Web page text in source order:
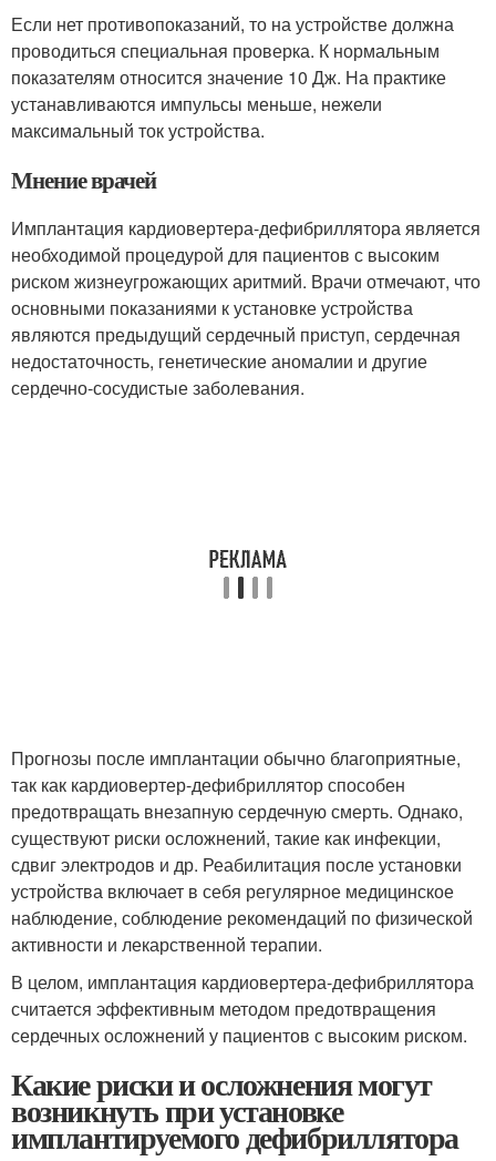
Если нет противопоказаний, то на устройстве должна
проводиться специальная проверка. К нормальным
показателям относится значение 10 Дж. На практике
устанавливаются импульсы меньше, нежели
максимальный ток устройства.
Мнение врачей
Имплантация кардиовертера-дефибриллятора является
необходимой процедурой для пациентов с высоким
риском жизнеугрожающих аритмий. Врачи отмечают, что
основными показаниями к установке устройства
являются предыдущий сердечный приступ, сердечная
недостаточность, генетические аномалии и другие
сердечно-сосудистые заболевания.
Прогнозы после имплантации обычно благоприятные,
так как кардиовертер-дефибриллятор способен
предотвращать внезапную сердечную смерть. Однако,
существуют риски осложнений, такие как инфекции,
сдвиг электродов и др. Реабилитация после установки
устройства включает в себя регулярное медицинское
наблюдение, соблюдение рекомендаций по физической
активности и лекарственной терапии.
В целом, имплантация кардиовертера-дефибриллятора
считается эффективным методом предотвращения
сердечных осложнений у пациентов с высоким риском.
Какие риски и осложнения могут
возникнуть при установке
имплантируемого дефибриллятора